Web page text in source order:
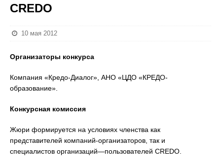
CREDO
10 мая 2012
Организаторы конкурса
Компания «Кредо-Диалог», АНО «ЦДО «КРЕДО-
образование».
Конкурсная комиссия
Жюри формируется на условиях членства как
представителей компаний-организаторов, так и
специалистов организаций—пользователей CREDO.